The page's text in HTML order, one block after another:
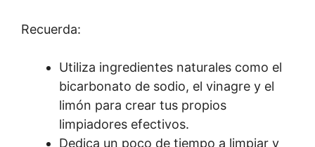
Recuerda:
Utiliza ingredientes naturales como el
bicarbonato de sodio, el vinagre y el
limón para crear tus propios
limpiadores efectivos.
Dedica un poco de tiempo a limpiar y